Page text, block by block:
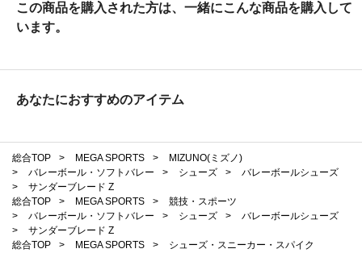
この商品を購入された方は、一緒にこんな商品を購入して
います。
あなたにおすすめのアイテム
総合TOP > MEGA SPORTS >
MIZUNO(ミズノ)
>
バレーボール・ソフトバレー > シューズ >
バレーボールシューズ
>
サンダーブレード Z
総合TOP
> MEGA SPORTS >
競技・スポーツ
>
バレーボール・ソフトバレー > シューズ >
バレーボールシューズ
>
サンダーブレード Z
総合TOP
> MEGA SPORTS >
シューズ・スニーカー・スパイク